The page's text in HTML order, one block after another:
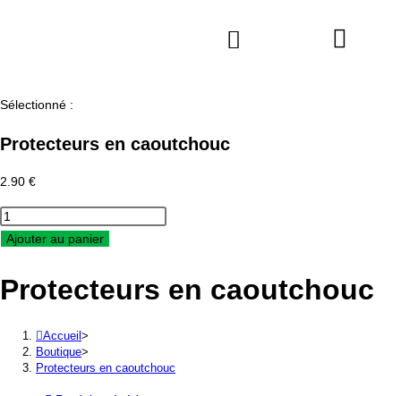
Sélectionné :
Protecteurs en caoutchouc
2.90 €
Ajouter au panier
Protecteurs en caoutchouc
Accueil >
Boutique>
Protecteurs en caoutchouc